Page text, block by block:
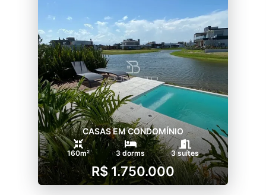
CASAS EM CONDOMÍNIO
160m² 3 dorms 3 suítes
R$ 1.750.000